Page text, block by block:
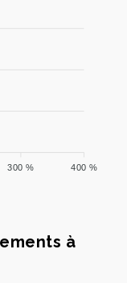
400 %
300 %
à